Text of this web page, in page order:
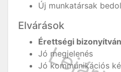
Új munkatársak
Elvárások
Érettségi
Jó megjelenés
Jó kommunikációs